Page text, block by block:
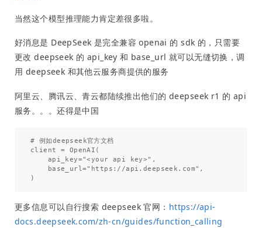
当然这个模型推理能力肯定差很多啦。
好消息是 DeepSeek 是完全兼容 openai 的 sdk 的，只需要
更改 deepseek 的 api_key 和 base_url 就可以无缝切换，调
用 deepseek 和其他云服务商提供的服务
阿里云、腾讯云、青云都陆续推出他们的 deepseek r1 的 api
服务。。。还得是中国
# 例如deepseek官方文档
client = OpenAI(
    api_key="<your api key>",
    base_url="https://api.deepseek.com",
更多信息可以自行搜索 deepseek 官网： https://api-
docs.deepseek.com/zh-cn/guides/function_calling